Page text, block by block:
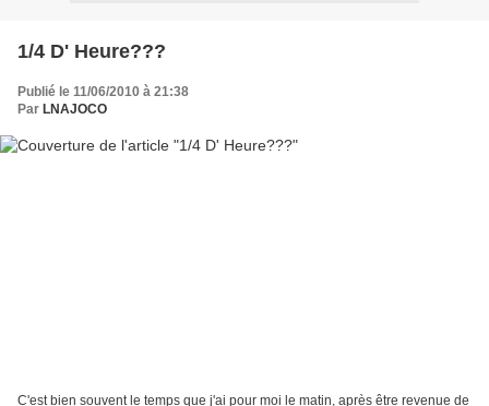
1/4 D' Heure???
Publié le 11/06/2010 à 21:38
Par LNAJOCO
C'est bien souvent le temps que j'ai pour moi le matin, après être revenue de